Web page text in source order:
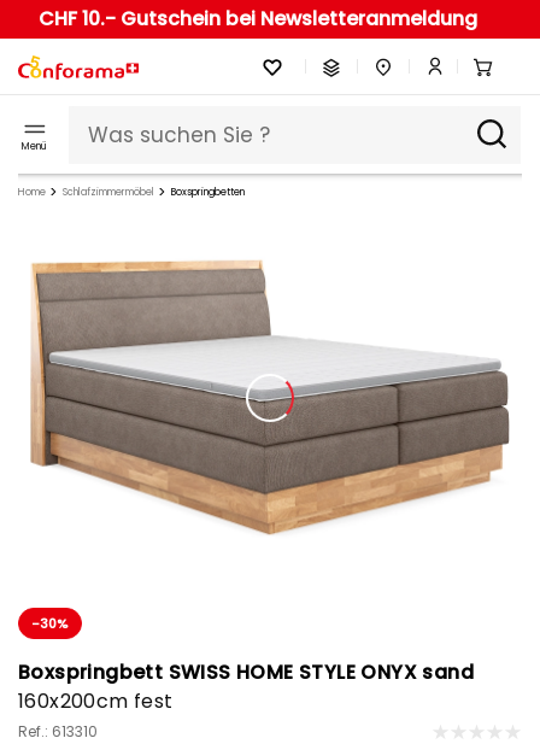
CHF 10.- Gutschein bei Newsletteranmeldung
Menü
Home Schlafzimmermöbel Boxspringbetten
-30%
Boxspringbett SWISS HOME STYLE ONYX sand
160x200cm fest
Ref.: 613310